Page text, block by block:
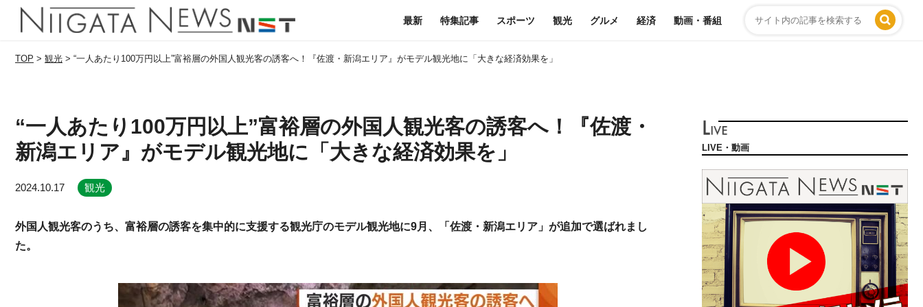
最新 特集記事 スポーツ 観光 グルメ 経済 動画・番組
TOP > 観光 > “一人あたり100万円以上”富裕層の外国人観光客の誘客へ！『佐渡・新潟エリア』がモデル観光地に「大きな経済効果を」
“一人あたり100万円以上”富裕層の外国人観光客の誘客へ！『佐渡・
新潟エリア』がモデル観光地に「大きな経済効果を」
2024.10.17 観光
外国人観光客のうち、富裕層の誘客を集中的に支援する観光庁のモデル観光地に9月、「佐渡・新潟エリア」が追加で選ばれまし
た。
LIVE・動画